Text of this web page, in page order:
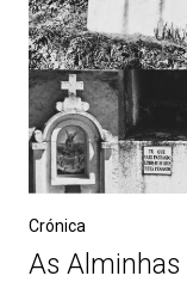
Crónica
As Alminhas